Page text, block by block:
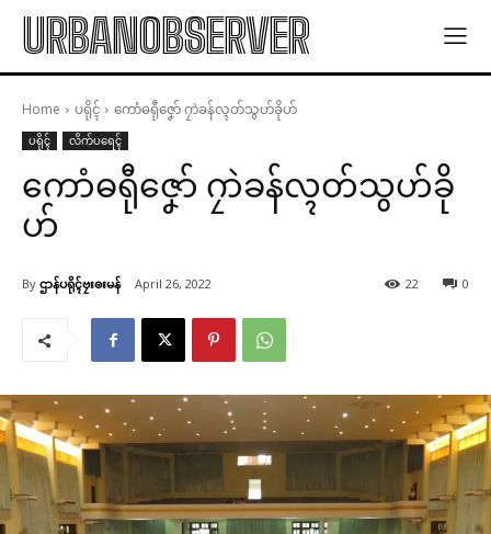
URBANOBSERVER
Home ပရိုၚ် ကောံဓရီုဇၞော် ဂၠာဲခန်လ္ၚတ်သွဟ်ခိုဟ်
ပရိုၚ် လိက်ပရေၚ်
ကောံဓရီုဇၞော် ဂၠာဲခန်လ္ၚတ်သွဟ်ခို
ဟ်
By ဌာန်ပရိုၚ်ဗၠးၜးမန် April 26, 2022 0
22